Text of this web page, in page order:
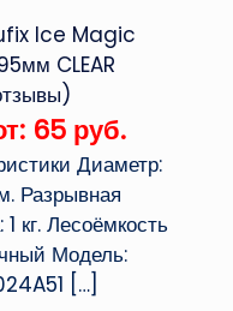
Ice Magic
CLEAR
65 руб.
Диаметр:
Разрывная
1 кг. Лесоёмкость
Модель:
[…]